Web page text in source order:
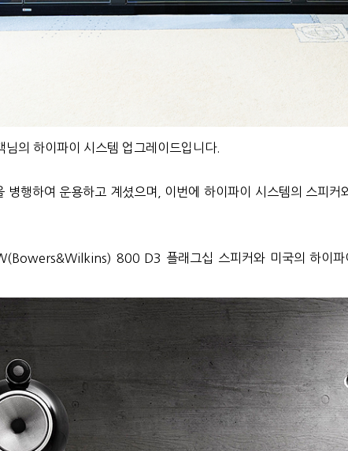
의 하이파이 시스템 업그레이드입니다.
병행하여 운용하고 계셨으며, 이번에 하이파이 시스템의 스피
800 D3 플래그십 스피커와 미국의 하이